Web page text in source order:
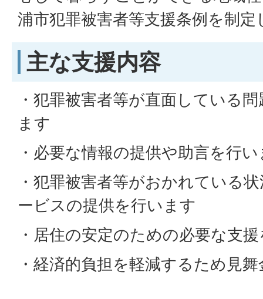
浦市犯罪被害者等支援条例を制
主な支援内容
・犯罪被害者等が直面している
ます
・必要な情報の提供や助言を行
・犯罪被害者等がおかれている
ービスの提供を行います
・居住の安定のための必要な支
・経済的負担を軽減するため見